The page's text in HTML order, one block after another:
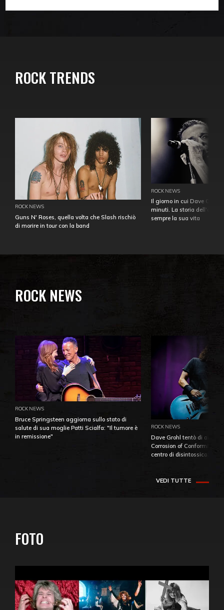
ROCK TRENDS
ROCK NEWS
Guns N' Roses, quella volta che Slash rischiò
di morire in tour con la band
ROCK NEWS
Il giorno in cui Dave
minuti. La storia
sempre la sua vita
ROCK NEWS
ROCK NEWS
Bruce Springsteen aggiorna sullo stato di
salute di sua moglie Patti Scialfa: "Il tumore è
in remissione"
ROCK NEWS
Dave Grohl tentò di
Corrosion of Conformity
centro di
VEDI TUTTE
FOTO